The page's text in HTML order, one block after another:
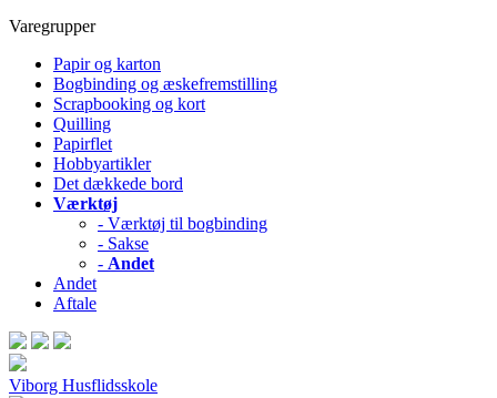
Varegrupper
Papir og karton
Bogbinding og æskefremstilling
Scrapbooking og kort
Quilling
Papirflet
Hobbyartikler
Det dækkede bord
Værktøj
- Værktøj til bogbinding
- Sakse
- Andet
Andet
Aftale
Viborg Husflidsskole